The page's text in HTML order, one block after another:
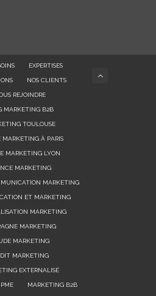
EXPERTISES
NOS CLIENTS
REJOINDRE
MARKETING B2B
TOULOUSE
MARKETING À PARIS
MARKETING LYON
MARKETING
MARKETING
ET MARKETING
MARKETING
MARKETING
MARKETING
MARKETING
EXTERNALISÉ
MARKETING B2B